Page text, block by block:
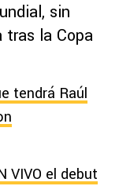
sin
tras la Copa
tendrá Raúl
VIVO el debut